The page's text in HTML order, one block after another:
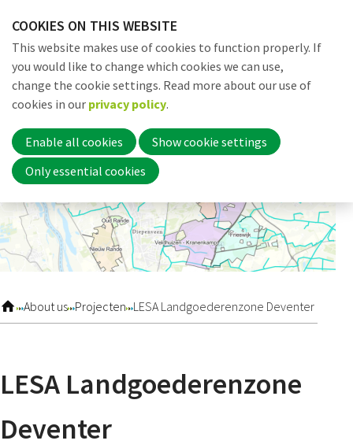
links
Jump
to
navigation
to
main
content
About us Projecten LESA Landgoederenzone Deventer
LESA Landgoederenzone
Deventer
Home
Our story
COOKIES ON THIS WEBSITE
This website makes use of cookies to function properly. If
you would like to change which cookies we can use,
change the cookie settings. Read more about our use of
cookies in our privacy policy.
Enable all cookies
Show cookie settings
Only essential cookies